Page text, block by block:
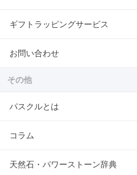
ギフトラッピングサービス
お問い合わせ
その他
パスクルとは
コラム
天然石・パワーストーン辞典